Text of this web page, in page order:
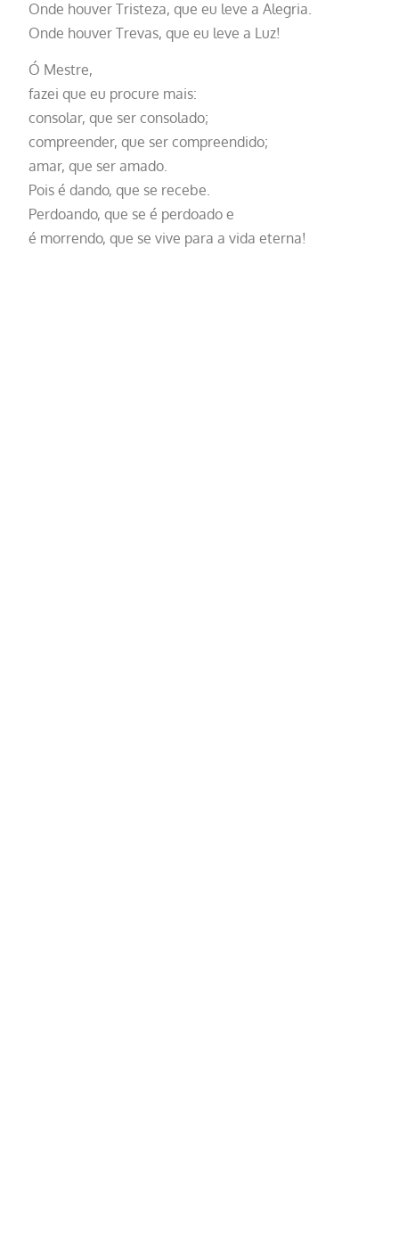
Onde houver Tristeza, que eu leve a Alegria.
Onde houver Trevas, que eu leve a Luz!
Ó Mestre,
fazei que eu procure mais:
consolar, que ser consolado;
compreender, que ser compreendido;
amar, que ser amado.
Pois é dando, que se recebe.
Perdoando, que se é perdoado e
é morrendo, que se vive para a vida eterna!